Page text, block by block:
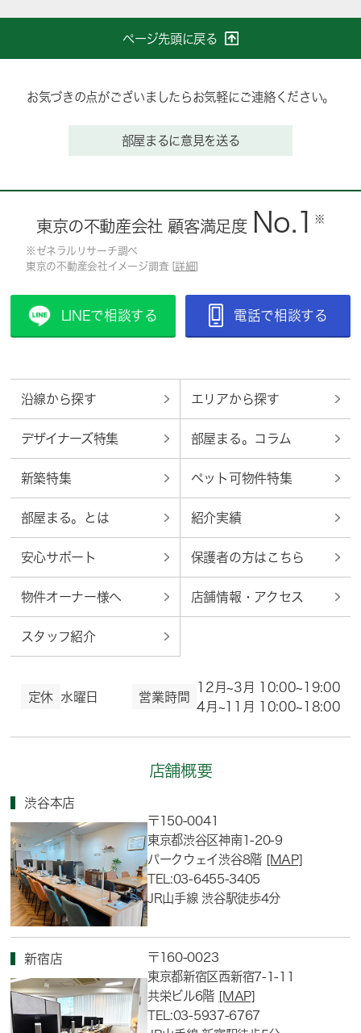
ページ先頭に戻る
お気づきの点がございましたらお気軽にご連絡ください。
部屋まるに意見を送る
東京の不動産会社 顧客満足度 No.1 ※
※ゼネラルリサーチ調べ
東京の不動産会社イメージ調査 [ 詳細
LINEで相談する 電話で相談する
沿線から探す エリアから探す
デザイナーズ特集 部屋まる。コラム
新築特集 ペット可物件特集
部屋まる。とは 紹介実績
安心サポート 保護者の方はこちら
物件オーナー様へ 店舗情報・アクセス
スタッフ紹介
定休 水曜日 営業時間
12月~3月 10:00~19:00
4月~11月 10:00~18:00
店舗概要
渋谷本店
〒150-0041
東京都渋谷区神南1-20-9
パークウェイ渋谷8階 [MAP]
TEL:03-6455-3405
JR山手線 渋谷駅徒歩4分
新宿店
〒160-0023
東京都新宿区西新宿7-1-11
共栄ビル6階 [MAP]
TEL:03-5937-6767